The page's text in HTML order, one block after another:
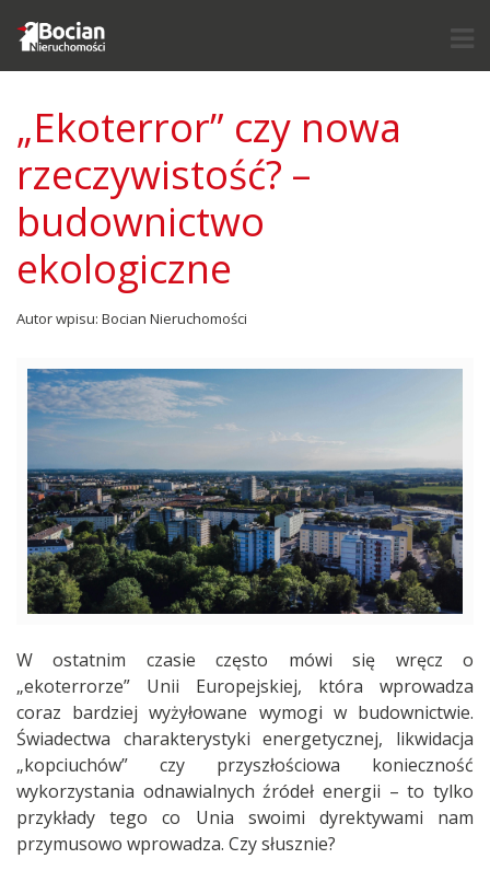
„Ekoterror” czy nowa
rzeczywistość? –
budownictwo
ekologiczne
Autor wpisu: Bocian Nieruchomości
W ostatnim czasie często mówi się wręcz o
„ekoterrorze” Unii Europejskiej, która wprowadza
coraz bardziej wyżyłowane wymogi w budownictwie.
Świadectwa charakterystyki energetycznej, likwidacja
„kopciuchów” czy przyszłościowa konieczność
wykorzystania odnawialnych źródeł energii – to tylko
przykłady tego co Unia swoimi dyrektywami nam
przymusowo wprowadza. Czy słusznie?